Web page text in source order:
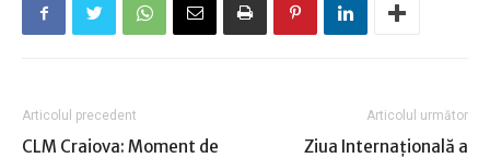
Articolul precedent
CLM Craiova: Moment de
Articolul următor
Ziua Internațională a